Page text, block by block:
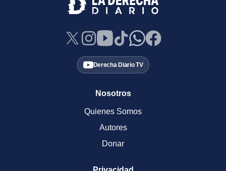
Derecha Diario TV
Nosotros
Quienes Somos
Autores
Donar